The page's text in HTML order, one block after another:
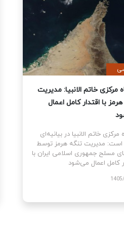
نمایندگان آمریکا قطعنامه
جنگ علیه ایران را تصویب کرد
نمایندگان ایالات متحده
قطعنامه اختیارات جنگی برای
توقف و پایان جنگ علیه ایران را با ۲۱۵
رای موافق در برابر ۲۰۸ رای مخالف